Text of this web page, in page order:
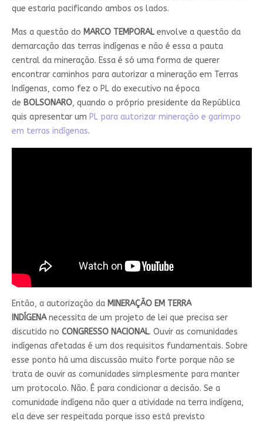
que estaria pacificando ambos os lados.
Mas a questão do MARCO TEMPORALenvolve a questão da
demarcação das terras indígenas e não é essa a pauta
central da mineração. Essa é só uma forma de querer
encontrar caminhos para autorizar a mineração em Terras
Indígenas, como fez o PL do executivo na época
de BOLSONARO, quando o próprio presidente da República
quis apresentar um PL para autorizar mineração e garimpo
em terras indígenas.
Então, a autorização da MINERAÇÃO EM TERRA
INDÍGENAnecessita de um projeto de lei que precisa ser
discutido no CONGRESSO NACIONAL. Ouvir as comunidades
indígenas afetadas é um dos requisitos fundamentais. Sobre
esse ponto há uma discussão muito forte porque não se
trata de ouvir as comunidades simplesmente para manter
um protocolo. Não. É para condicionar a decisão. Se a
comunidade indígena não quer a atividade na terra indígena,
ela deve ser respeitada porque isso está previsto